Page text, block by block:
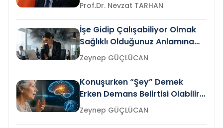
Prof.Dr. Nevzat TARHAN
İşe Gidip Çalışabiliyor Olmak
Sağlıklı Olduğunuz Anlamına
Gelir mi?Zeynep GÜÇLÜCAN
Konuşurken “Şey” Demek
Erken Demans Belirtisi Olabilir
mi?
Zeynep GÜÇLÜCAN